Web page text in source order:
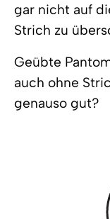
gar nicht auf
Strich zu
Geübte
auch ohne
genauso gut?